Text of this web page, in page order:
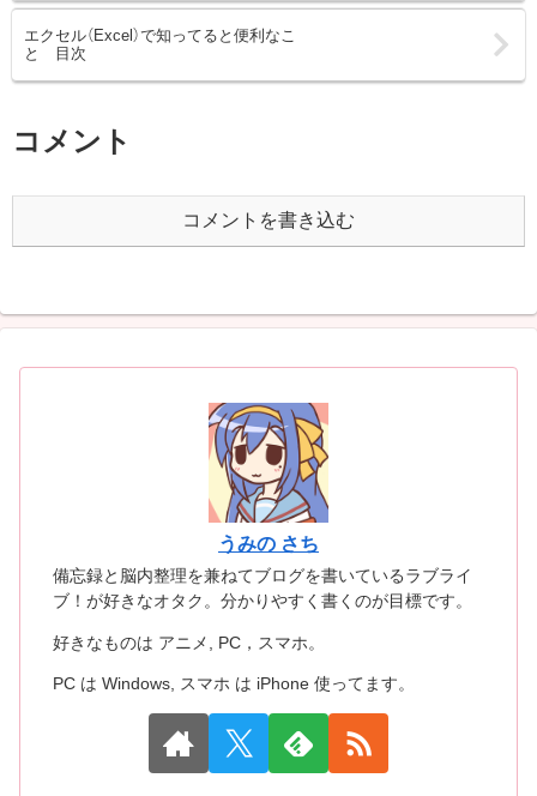
エクセル（Excel）で知ってると便利なこ
と 目次
コメント
コメントを書き込む
うみの さち
備忘録と脳内整理を兼ねてブログを書いているラブライ
ブ！が好きなオタク。分かりやすく書くのが目標です。
好きなものは アニメ, PC，スマホ。
PC は Windows, スマホ は iPhone 使ってます。